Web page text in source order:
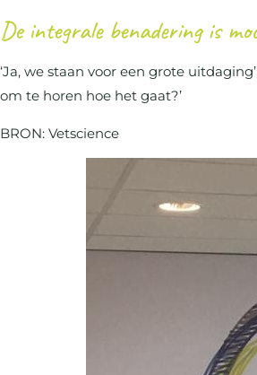
De integrale benadering is
‘Ja, we staan voor een grote
om te horen hoe het gaat?’
BRON: Vetscience